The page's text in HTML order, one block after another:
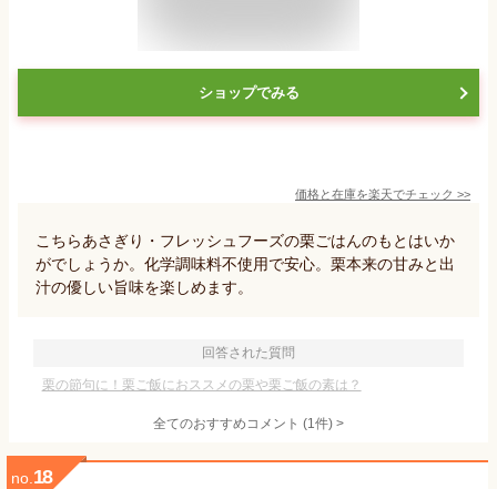
ショップでみる
価格と在庫を楽天でチェック >>
こちらあさぎり・フレッシュフーズの栗ごはんのもとはいか
がでしょうか。化学調味料不使用で安心。栗本来の甘みと出
汁の優しい旨味を楽しめます。
回答された質問
栗の節句に！栗ご飯におススメの栗や栗ご飯の素は？
全てのおすすめコメント (1件) >
no. 18